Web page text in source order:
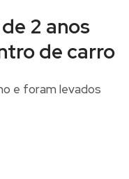
2 anos
de carro
e foram levados